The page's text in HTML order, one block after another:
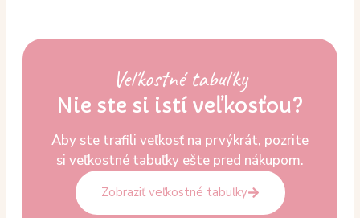
Veľkostné tabuľky
Nie ste si istí veľkosťou?
Aby ste trafili veľkosť na prvýkrát, pozrite
si veľkostné tabuľky ešte pred nákupom.
Zobraziť veľkostné tabuľky